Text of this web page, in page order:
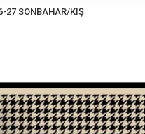
27 SONBAHAR/KIŞ